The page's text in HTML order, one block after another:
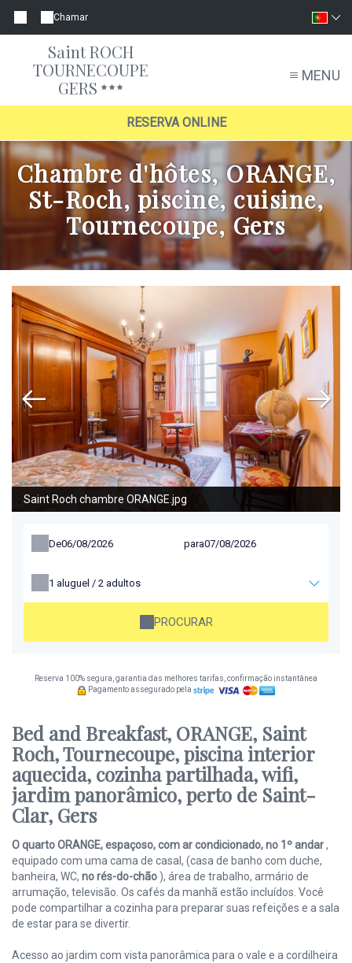
Chamar
Saint ROCH
TOURNECOUPE
GERS
MENU
RESERVA ONLINE
Chambre d'hôtes, ORANGE,
St-Roch, piscine, cuisine,
Tournecoupe, Gers
Saint Roch chambre ORANGE.jpg
De para
1 aluguel / 2 adultos
PROCURAR
Reserva 100% segura, garantia das melhores tarifas, confirmação instantânea
Pagamento assegurado pela
Bed and Breakfast, ORANGE, Saint
Roch, Tournecoupe, piscina interior
aquecida, cozinha partilhada, wifi,
jardim panorâmico, perto de Saint-
Clar, Gers
O quarto ORANGE, espaçoso, com ar condicionado, no 1º andar,
equipado com uma cama de casal, (casa de banho com duche,
banheira, WC, no rés-do-chão ), área de trabalho, armário de
arrumação, televisão. Os cafés da manhã estão incluídos. Você
pode compartilhar a cozinha para preparar suas refeições e a sala
de estar para se divertir.
Acesso ao jardim com vista panorâmica para o vale e a cordilheira